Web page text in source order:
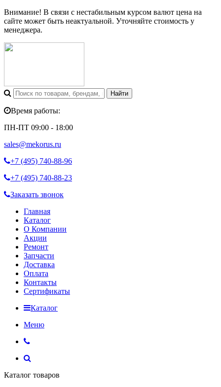
Внимание! В связи с нестабильным курсом валют цена на
сайте может быть неактуальной. Уточняйте стоимость у
менеджера.
Время работы:
ПН-ПТ 09:00 - 18:00
sales@mekorus.ru
+7 (495) 740-88-96
+7 (495) 740-88-23
Заказать звонок
Главная
Каталог
О Компании
Акции
Ремонт
Запчасти
Доставка
Оплата
Контакты
Сертификаты
Каталог
Меню
Каталог товаров